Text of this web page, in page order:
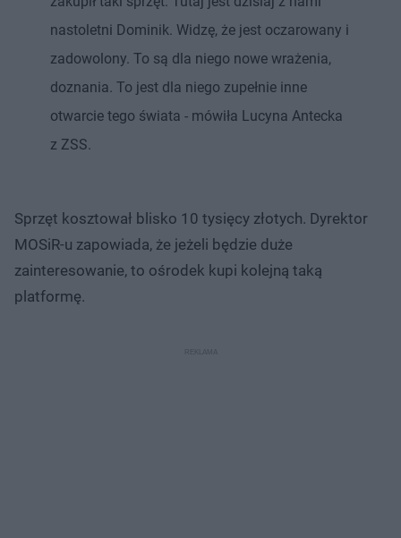
nastoletni Dominik. Widzę, że jest oczarowany i
zadowolony. To są dla niego nowe wrażenia,
doznania. To jest dla niego zupełnie inne
otwarcie tego świata - mówiła Lucyna Antecka
z ZSS.
Sprzęt kosztował blisko 10 tysięcy złotych. Dyrektor
MOSiR-u zapowiada, że jeżeli będzie duże
zainteresowanie, to ośrodek kupi kolejną taką
platformę.